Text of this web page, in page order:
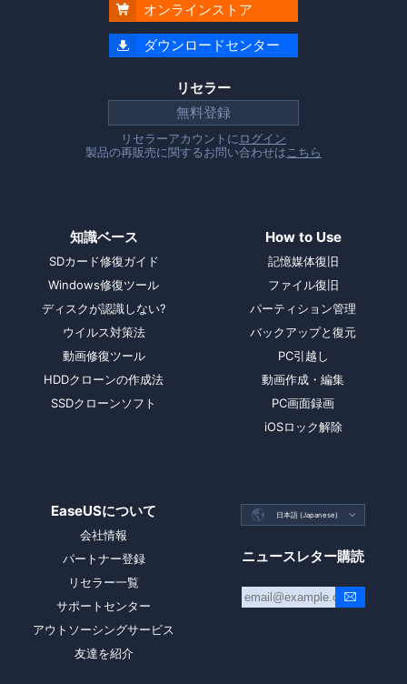
 オンラインストア
 ダウンロードセンター
リセラー
無料登録
リセラーアカウントに ログイン
製品の再販売に関するお問い合わせは こちら
知識ベース
SDカード修復ガイド
Windows修復ツール
ディスクが認識しない?
ウイルス対策法
動画修復ツール
HDDクローンの作成法
SSDクローンソフト
How to Use
記憶媒体復旧
ファイル復旧
パーティション管理
バックアップと復元
PC引越し
動画作成・編集
PC画面録画
iOSロック解除
EaseUSについて
会社情報
パートナー登録
リセラー一覧
サポートセンター
アウトソーシングサービス
友達を紹介
 日本語 (Japanese) 
ニュースレター購読